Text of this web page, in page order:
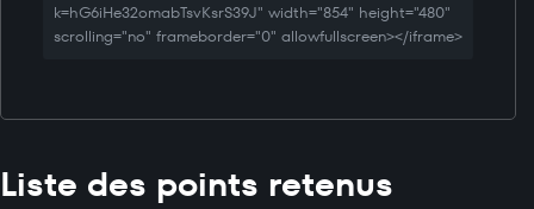
k=hG6iHe32omabTsvKsrS39J" width="854" height="480"
scrolling="no" frameborder="0" allowfullscreen></iframe>
Liste des points retenus